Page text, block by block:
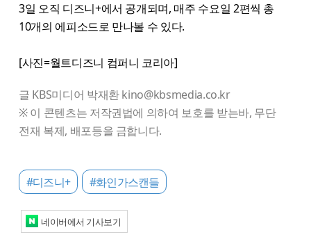
3일 오직 디즈니+에서 공개되며, 매주 수요일 2편씩 총
10개의 에피소드로 만나볼 수 있다.
[사진=월트디즈니 컴퍼니 코리아]
글 KBS미디어 박재환 kino@kbsmedia.co.kr
※ 이 콘텐츠는 저작권법에 의하여 보호를 받는바, 무단
전재 복제, 배포등을 금합니다.
#디즈니+ #화인가스캔들
네이버에서 기사보기